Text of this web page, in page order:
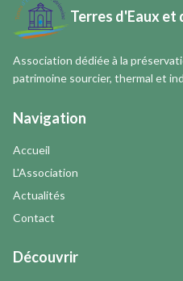
Terres d'Eaux et
Association dédiée à la
patrimoine sourcier, thermal et
Navigation
Accueil
L'Association
Actualités
Contact
Découvrir